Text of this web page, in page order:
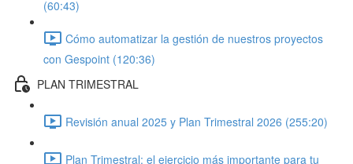
(60:43)
Cómo automatizar la gestión de nuestros proyectos
con Gespoint (120:36)
PLAN TRIMESTRAL
Revisión anual 2025 y Plan Trimestral 2026 (255:20)
Plan Trimestral: el ejercicio más importante para tu